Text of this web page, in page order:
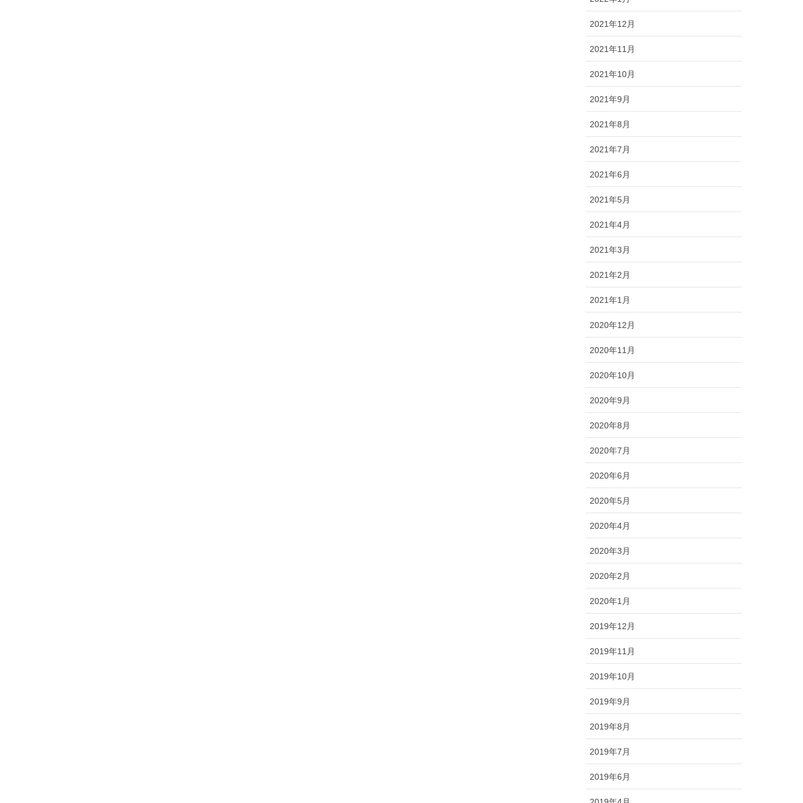
2021年12月
2021年11月
2021年10月
2021年9月
2021年8月
2021年7月
2021年6月
2021年5月
2021年4月
2021年3月
2021年2月
2021年1月
2020年12月
2020年11月
2020年10月
2020年9月
2020年8月
2020年7月
2020年6月
2020年5月
2020年4月
2020年3月
2020年2月
2020年1月
2019年12月
2019年11月
2019年10月
2019年9月
2019年8月
2019年7月
2019年6月